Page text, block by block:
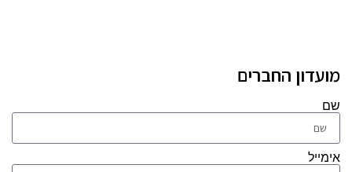
מועדון החברים
שם
אימייל